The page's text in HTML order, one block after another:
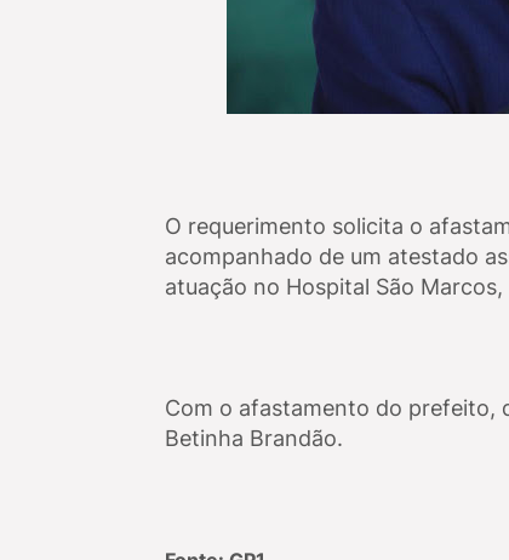
O requerimento solicita o
acompanhado de um atestado
atuação no Hospital São
Com o afastamento do prefeito,
Betinha Brandão.